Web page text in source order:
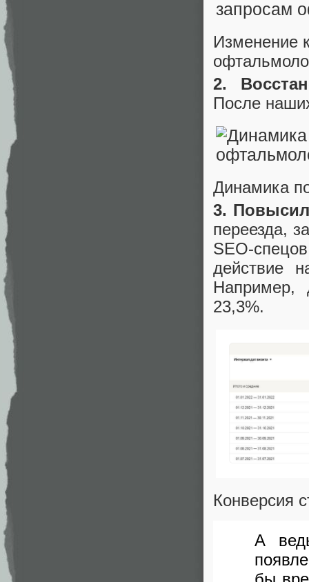
Изменение
2.
После
Динамика
3.
переезда,
SEO-
действие
Например,
23,3%.
Конверсия
А